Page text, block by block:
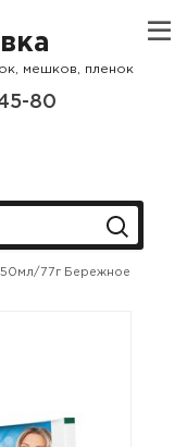
мешков, пленок
80
50мл/77г Бережное